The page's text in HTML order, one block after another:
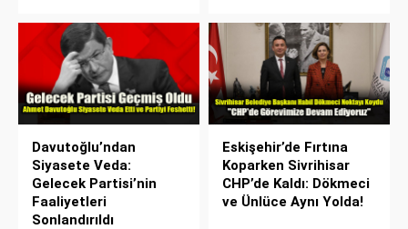
Davutoğlu’ndan
Siyasete Veda:
Gelecek Partisi’nin
Faaliyetleri
Sonlandırıldı
Eskişehir’de Fırtına
Koparken Sivrihisar
CHP’de Kaldı: Dökmeci
ve Ünlüce Aynı Yolda!